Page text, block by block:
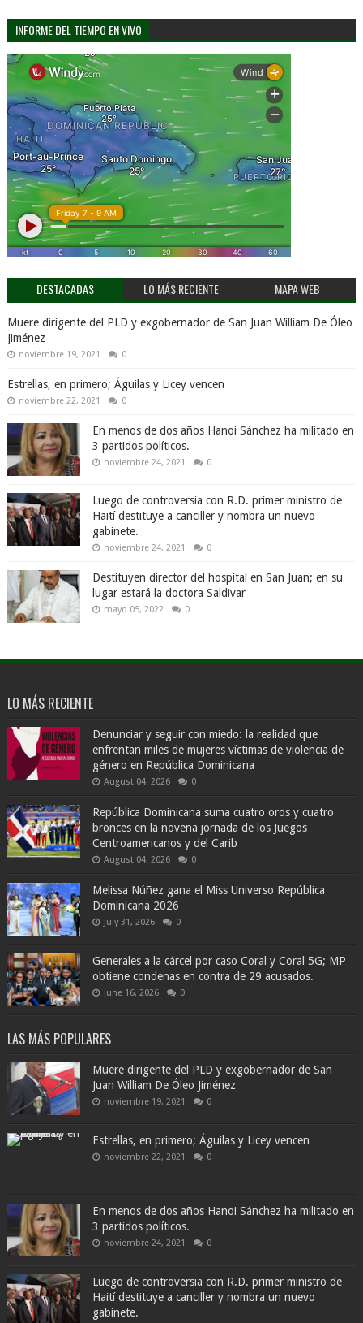
INFORME DEL TIEMPO EN VIVO
DESTACADAS LO MÁS RECIENTE MAPA WEB
Muere dirigente del PLD y exgobernador de San Juan William De Óleo
Jiménez
noviembre 19, 2021 0
Estrellas, en primero; Águilas y Licey vencen
noviembre 22, 2021 0
En menos de dos años Hanoi Sánchez ha militado en
3 partidos políticos.
noviembre 24, 2021 0
Luego de controversia con R.D. primer ministro de
Haití destituye a canciller y nombra un nuevo
gabinete.
noviembre 24, 2021 0
Destituyen director del hospital en San Juan; en su
lugar estará la doctora Saldivar
mayo 05, 2022 0
LO MÁS RECIENTE
Denunciar y seguir con miedo: la realidad que
enfrentan miles de mujeres víctimas de violencia de
género en República Dominicana
August 04, 2026 0
República Dominicana suma cuatro oros y cuatro
bronces en la novena jornada de los Juegos
Centroamericanos y del Carib
August 04, 2026 0
Melissa Núñez gana el Miss Universo República
Dominicana 2026
July 31, 2026 0
Generales a la cárcel por caso Coral y Coral 5G; MP
obtiene condenas en contra de 29 acusados.
June 16, 2026 0
LAS MÁS POPULARES
Muere dirigente del PLD y exgobernador de San
Juan William De Óleo Jiménez
noviembre 19, 2021 0
Estrellas, en primero; Águilas y Licey vencen
noviembre 22, 2021 0
En menos de dos años Hanoi Sánchez ha militado en
3 partidos políticos.
noviembre 24, 2021 0
Luego de controversia con R.D. primer ministro de
Haití destituye a canciller y nombra un nuevo
gabinete.